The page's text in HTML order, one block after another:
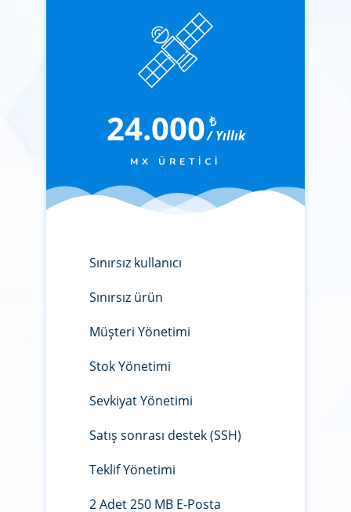
24.000 ₺
/ Yıllık
MX ÜRETICI
Sınırsız kullanıcı
Sınırsız ürün
Müşteri Yönetimi
Stok Yönetimi
Sevkiyat Yönetimi
Satış sonrası destek (SSH)
Teklif Yönetimi
2 Adet 250 MB E-Posta